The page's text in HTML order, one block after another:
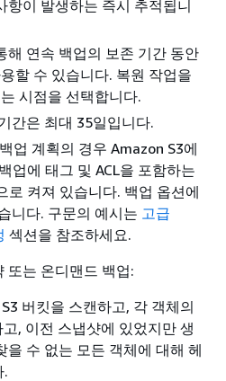
항이 발생하는 즉시 추적됩니
해 연속 백업의 보존 기간 동안
할 수 있습니다. 복원 작업을
시점을 선택합니다.
간은 최대 35일입니다.
업 계획의 경우 Amazon S3에
업에 태그 및 ACL을 포함하는
로 켜져 있습니다. 백업 옵션에
니다. 구문의 예시는 고급
섹션을 참조하세요.
또는 온디맨드 백업:
버킷을 스캔하고, 각 객체의
, 이전 스냅샷에 있었지만 생
을 수 없는 모든 객체에 대해 헤
.